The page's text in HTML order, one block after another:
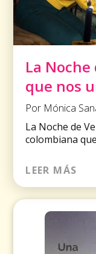
La
que nos
Por Mónica
La Noche de
colombiana
LEER MÁS